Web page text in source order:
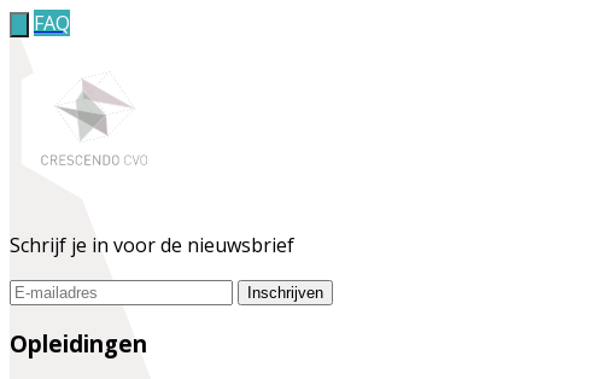
FAQ
Schrijf je in voor de nieuwsbrief
Inschrijven
Opleidingen